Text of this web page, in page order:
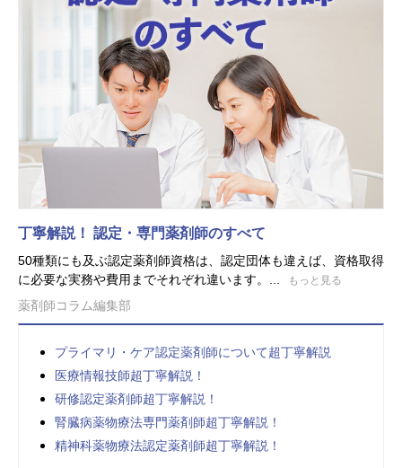
丁寧解説！ 認定・専門薬剤師のすべて
50種類にも及ぶ認定薬剤師資格は、認定団体も違えば、資格取得
に必要な実務や費用までそれぞれ違います。...
もっと見る
薬剤師コラム編集部
プライマリ・ケア認定薬剤師について超丁寧解説
医療情報技師超丁寧解説！
研修認定薬剤師超丁寧解説！
腎臓病薬物療法専門薬剤師超丁寧解説！
精神科薬物療法認定薬剤師超丁寧解説！